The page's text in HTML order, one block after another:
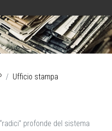
Ufficio stampa
profonde del sistema